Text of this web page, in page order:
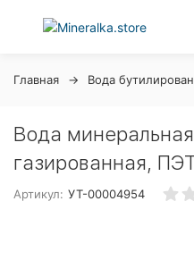
Главная Вода
Вода
газированная,
Артикул: УТ-00004954